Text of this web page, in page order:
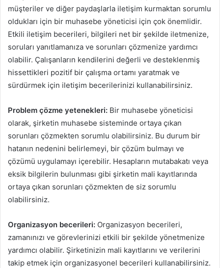
müşteriler ve diğer paydaşlarla iletişim kurmaktan sorumlu
oldukları için bir muhasebe yöneticisi için çok önemlidir.
Etkili iletişim becerileri, bilgileri net bir şekilde iletmenize,
soruları yanıtlamanıza ve sorunları çözmenize yardımcı
olabilir. Çalışanların kendilerini değerli ve desteklenmiş
hissettikleri pozitif bir çalışma ortamı yaratmak ve
sürdürmek için iletişim becerilerinizi kullanabilirsiniz.
Problem çözme yetenekleri: Bir muhasebe yöneticisi
olarak, şirketin muhasebe sisteminde ortaya çıkan
sorunları çözmekten sorumlu olabilirsiniz. Bu durum bir
hatanın nedenini belirlemeyi, bir çözüm bulmayı ve
çözümü uygulamayı içerebilir. Hesapların mutabakatı veya
eksik bilgilerin bulunması gibi şirketin mali kayıtlarında
ortaya çıkan sorunları çözmekten de siz sorumlu
olabilirsiniz.
Organizasyon becerileri: Organizasyon becerileri,
zamanınızı ve görevlerinizi etkili bir şekilde yönetmenize
yardımcı olabilir. Şirketinizin mali kayıtlarını ve verilerini
takip etmek için organizasyonel becerileri kullanabilirsiniz.